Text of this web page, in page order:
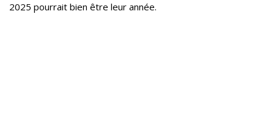
2025 pourrait bien être leur année.